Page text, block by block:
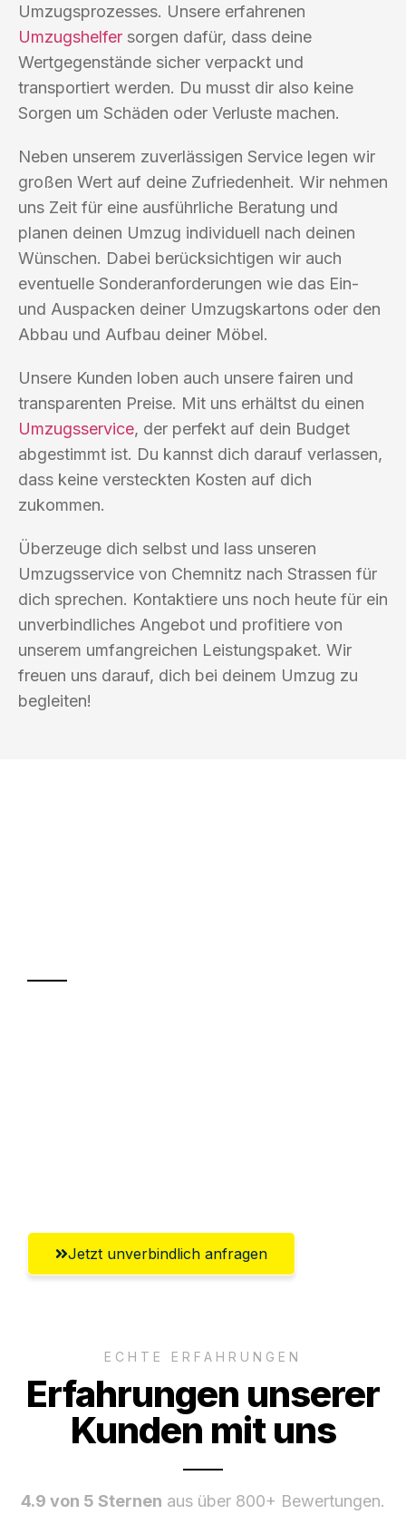
Umzugsprozesses. Unsere erfahrenen
Umzugshelfer sorgen dafür, dass deine
Wertgegenstände sicher verpackt und
transportiert werden. Du musst dir also keine
Sorgen um Schäden oder Verluste machen.
Neben unserem zuverlässigen Service legen wir
großen Wert auf deine Zufriedenheit. Wir nehmen
uns Zeit für eine ausführliche Beratung und
planen deinen Umzug individuell nach deinen
Wünschen. Dabei berücksichtigen wir auch
eventuelle Sonderanforderungen wie das Ein-
und Auspacken deiner Umzugskartons oder den
Abbau und Aufbau deiner Möbel.
Unsere Kunden loben auch unsere fairen und
transparenten Preise. Mit uns erhältst du einen
Umzugsservice, der perfekt auf dein Budget
abgestimmt ist. Du kannst dich darauf verlassen,
dass keine versteckten Kosten auf dich
zukommen.
Überzeuge dich selbst und lass unseren
Umzugsservice von Chemnitz nach Strassen für
dich sprechen. Kontaktiere uns noch heute für ein
unverbindliches Angebot und profitiere von
unserem umfangreichen Leistungspaket. Wir
freuen uns darauf, dich bei deinem Umzug zu
begleiten!
Jetzt unverbindlich anfragen
ECHTE ERFAHRUNGEN
Erfahrungen unserer
Kunden mit uns
4.9 von 5 Sternen aus über 800+ Bewertungen.